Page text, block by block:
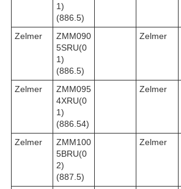
1)
(886.5)
Zelmer
ZMM090
5SRU(0
1)
(886.5)
Zelmer
Zelmer
ZMM095
4XRU(0
1)
(886.54)
Zelmer
Zelmer
ZMM100
5BRU(0
2)
(887.5)
Zelmer